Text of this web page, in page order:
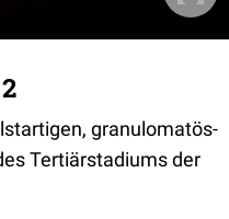
granulomatös-
Tertiärstadiums der